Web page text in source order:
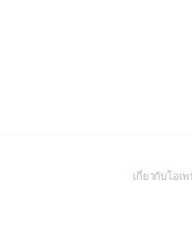
เกี่ยวกับโอเ